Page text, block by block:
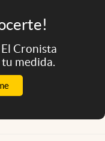
Cronista
medida.